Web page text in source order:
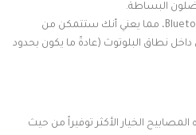
البساطة.
تعمل عبر تقنية Bluetooth، مما يعني أنك ستتمكن من
نطاق البلوتوث (عادةً ما يكون بحدود
المصابيح الخيار الأكثر توفيراً من حيث